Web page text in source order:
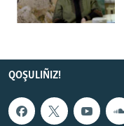
QOŞULIÑIZ!